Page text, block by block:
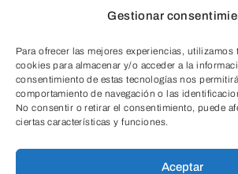
Gestionar
Para ofrecer las mejores experiencias, utilizamos
cookies para almacenar y/o acceder a la
consentimiento de estas tecnologías nos
comportamiento de navegación o las
No consentir o retirar el consentimiento, puede
ciertas características y funciones.
Aceptar
Cuando envíes estarás aceptando los